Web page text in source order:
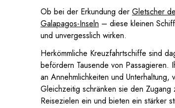
Ob bei der Erkundung der Gletscher
Galapagos-Inseln – diese kleinen
und unvergesslich wirken.
Herkömmliche Kreuzfahrtschiffe sind
befördern Tausende von Passagieren.
an Annehmlichkeiten und Unterhaltung,
Gleichzeitig schränken sie den
Reisezielen ein und bieten ein stärker